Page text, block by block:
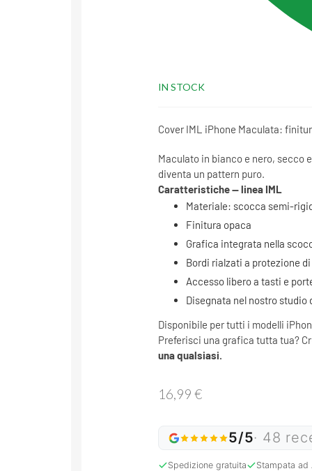
IN STOCK
Cover IML iPhone Maculata:
Maculato in bianco e nero, secco
diventa un pattern puro.
Caratteristiche — linea IML
Materiale: scocca semi-
Finitura opaca
Grafica integrata nella
Bordi rialzati a protezione
Accesso libero a tasti e
Disegnata nel nostro
Disponibile per tutti i modelli
Preferisci una grafica tutta tua?
una qualsiasi.
16,99 €
5/5· 48
Spedizione gratuita Stampata ad